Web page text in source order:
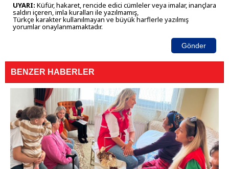
UYARI: Küfür, hakaret, rencide edici cümleler veya imalar, inançlara
saldırı içeren, imla kuralları ile yazılmamış,
Türkçe karakter kullanılmayan ve büyük harflerle yazılmış
yorumlar onaylanmamaktadır.
Gönder
BENZER HABERLER